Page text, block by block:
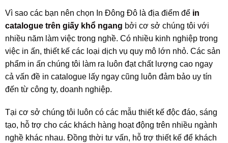
Vì sao các bạn nên chọn In Đông Đô là địa điểm để in
catalogue trên giấy khổ ngang bởi cơ sở chúng tôi với
nhiều năm làm việc trong nghề. Có nhiều kinh nghiệp trong
việc in ấn, thiết kế các loại dịch vụ quy mô lớn nhỏ. Các sản
phẩm in ấn chúng tôi làm ra luôn đạt chất lượng cao ngay
cả vấn đề in catalogue lấy ngay cũng luôn đảm bảo uy tín
đến từ công ty, doanh nghiệp.
Tại cơ sở chúng tôi luôn có các mẫu thiết kế độc đáo, sáng
tạo, hỗ trợ cho các khách hàng hoạt động trên nhiều ngành
nghề khác nhau. Đồng thời tư vấn, hỗ trợ thiết kế để khách